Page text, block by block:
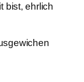
bist, ehrlich